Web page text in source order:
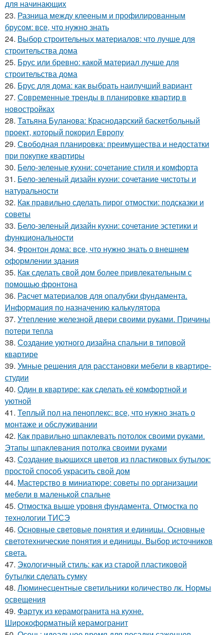
для начинающих
23. Разница между клееным и профилированным
брусом: все, что нужно знать
24. Выбор строительных материалов: что лучше для
строительства дома
25. Брус или бревно: какой материал лучше для
строительства дома
26. Брус для дома: как выбрать наилучший вариант
27. Современные тренды в планировке квартир в
новостройках
28. Татьяна Буланова: Краснодарский баскетбольный
проект, который покорил Европу
29. Свободная планировка: преимущества и недостатки
при покупке квартиры
30. Бело-зеленые кухни: сочетание стиля и комфорта
31. Бело-зеленый дизайн кухни: сочетание чистоты и
натуральности
32. Как правильно сделать пирог отмостки: подсказки и
советы
33. Бело-зеленый дизайн кухни: сочетание эстетики и
функциональности
34. Фронтон дома: все, что нужно знать о внешнем
оформлении здания
35. Как сделать свой дом более привлекательным с
помощью фронтона
36. Расчет материалов для опалубки фундамента.
Информация по назначению калькулятора
37. Утепление железной двери своими руками. Причины
потери тепла
38. Создание уютного дизайна спальни в типовой
квартире
39. Умные решения для расстановки мебели в квартире-
студии
40. Один в квартире: как сделать её комфортной и
уютной
41. Теплый пол на пеноплекс: все, что нужно знать о
монтаже и обслуживании
42. Как правильно шпаклевать потолок своими руками.
Этапы шпаклевания потолка своими руками
43. Создание вьющихся цветов из пластиковых бутылок:
простой способ украсить свой дом
44. Мастерство в миниатюре: советы по организации
мебели в маленькой спальне
45. Отмостка выше уровня фундамента. Отмостка по
технологии ТИСЭ
46. Основные световые понятия и единицы. Основные
светотехнические понятия и единицы. Выбор источников
света.
47. Экологичный стиль: как из старой пластиковой
бутылки сделать сумку
48. Люминесцентные светильники количество лк. Нормы
освещения
49. Фартук из керамогранита на кухне.
Широкоформатный керамогранит